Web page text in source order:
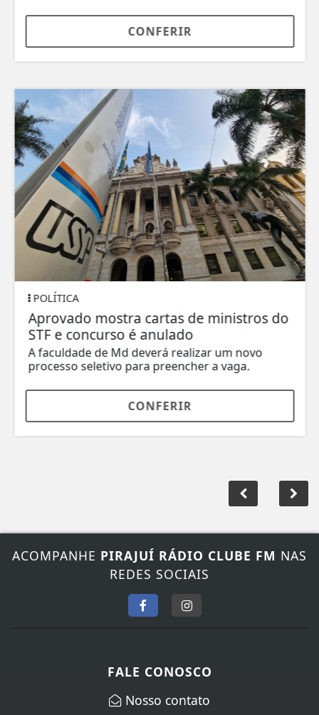
CONFERIR
POLÍTICA
Aprovado mostra cartas de ministros do
STF e concurso é anulado
A faculdade de Md deverá realizar um novo
processo seletivo para preencher a vaga.
CONFERIR
REDES SOCIAIS
(14) 3572-1352/(14) 99845-5065